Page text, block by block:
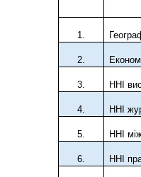
1
2
3 ННІ
4 ННІ
5 ННІ
6 ННІ